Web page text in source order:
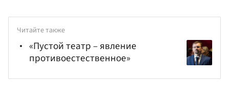
Читайте также
«Пустой театр – явление
противоестественное»